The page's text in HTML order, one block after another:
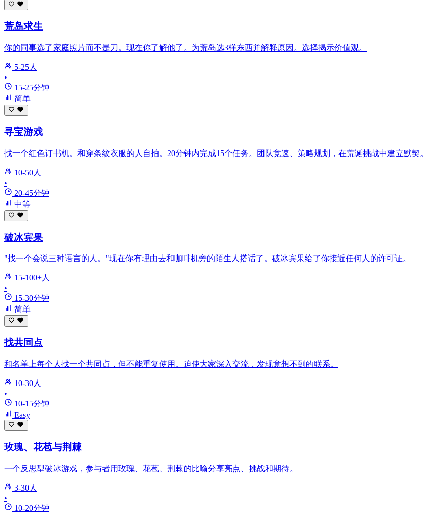
荒岛求生
你的同事选了家庭照片而不是刀。现在你了解他了。为荒岛选3样东西并解释原因。选择揭示价值观。
5-25人
•
15-25分钟
简单
寻宝游戏
找一个红色订书机。和穿条纹衣服的人自拍。20分钟内完成15个任务。团队竞速、策略规划，在荒诞挑战中建立默契。
10-50人
•
20-45分钟
中等
破冰宾果
"找一个会说三种语言的人。"现在你有理由去和咖啡机旁的陌生人搭话了。破冰宾果给了你接近任何人的许可证。
15-100+人
•
15-30分钟
简单
找共同点
和名单上每个人找一个共同点，但不能重复使用。迫使大家深入交流，发现意想不到的联系。
10-30人
•
10-15分钟
Easy
玫瑰、花苞与荆棘
一个反思型破冰游戏，参与者用玫瑰、花苞、荆棘的比喻分享亮点、挑战和期待。
3-30人
•
10-20分钟